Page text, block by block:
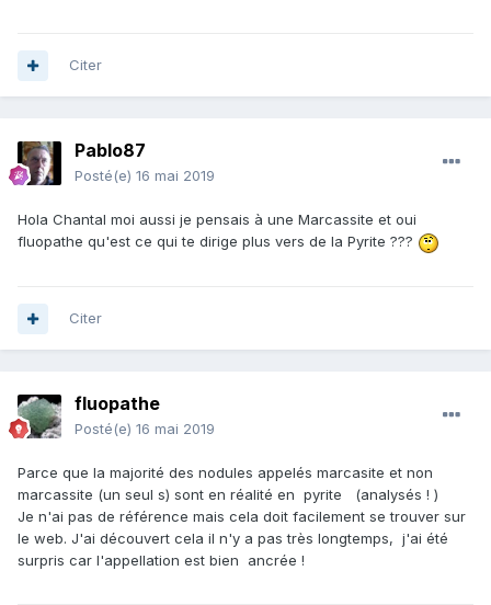
Citer
Pablo87
Posté(e) 16 mai 2019
Hola Chantal moi aussi je pensais à une Marcassite et oui
fluopathe qu'est ce qui te dirige plus vers de la Pyrite ???
Citer
fluopathe
Posté(e) 16 mai 2019
Parce que la majorité des nodules appelés marcasite et non
marcassite (un seul s) sont en réalité en pyrite (analysés ! )
Je n'ai pas de référence mais cela doit facilement se trouver sur
le web. J'ai découvert cela il n'y a pas très longtemps, j'ai été
surpris car l'appellation est bien ancrée !